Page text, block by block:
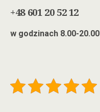
+48 601 20 52 12
w godzinach 8.00-20.00